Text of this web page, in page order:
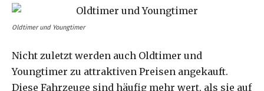
Oldtimer und Youngtimer
Nicht zuletzt werden auch Oldtimer und
Youngtimer zu attraktiven Preisen angekauft.
Diese Fahrzeuge sind häufig mehr wert, als sie auf